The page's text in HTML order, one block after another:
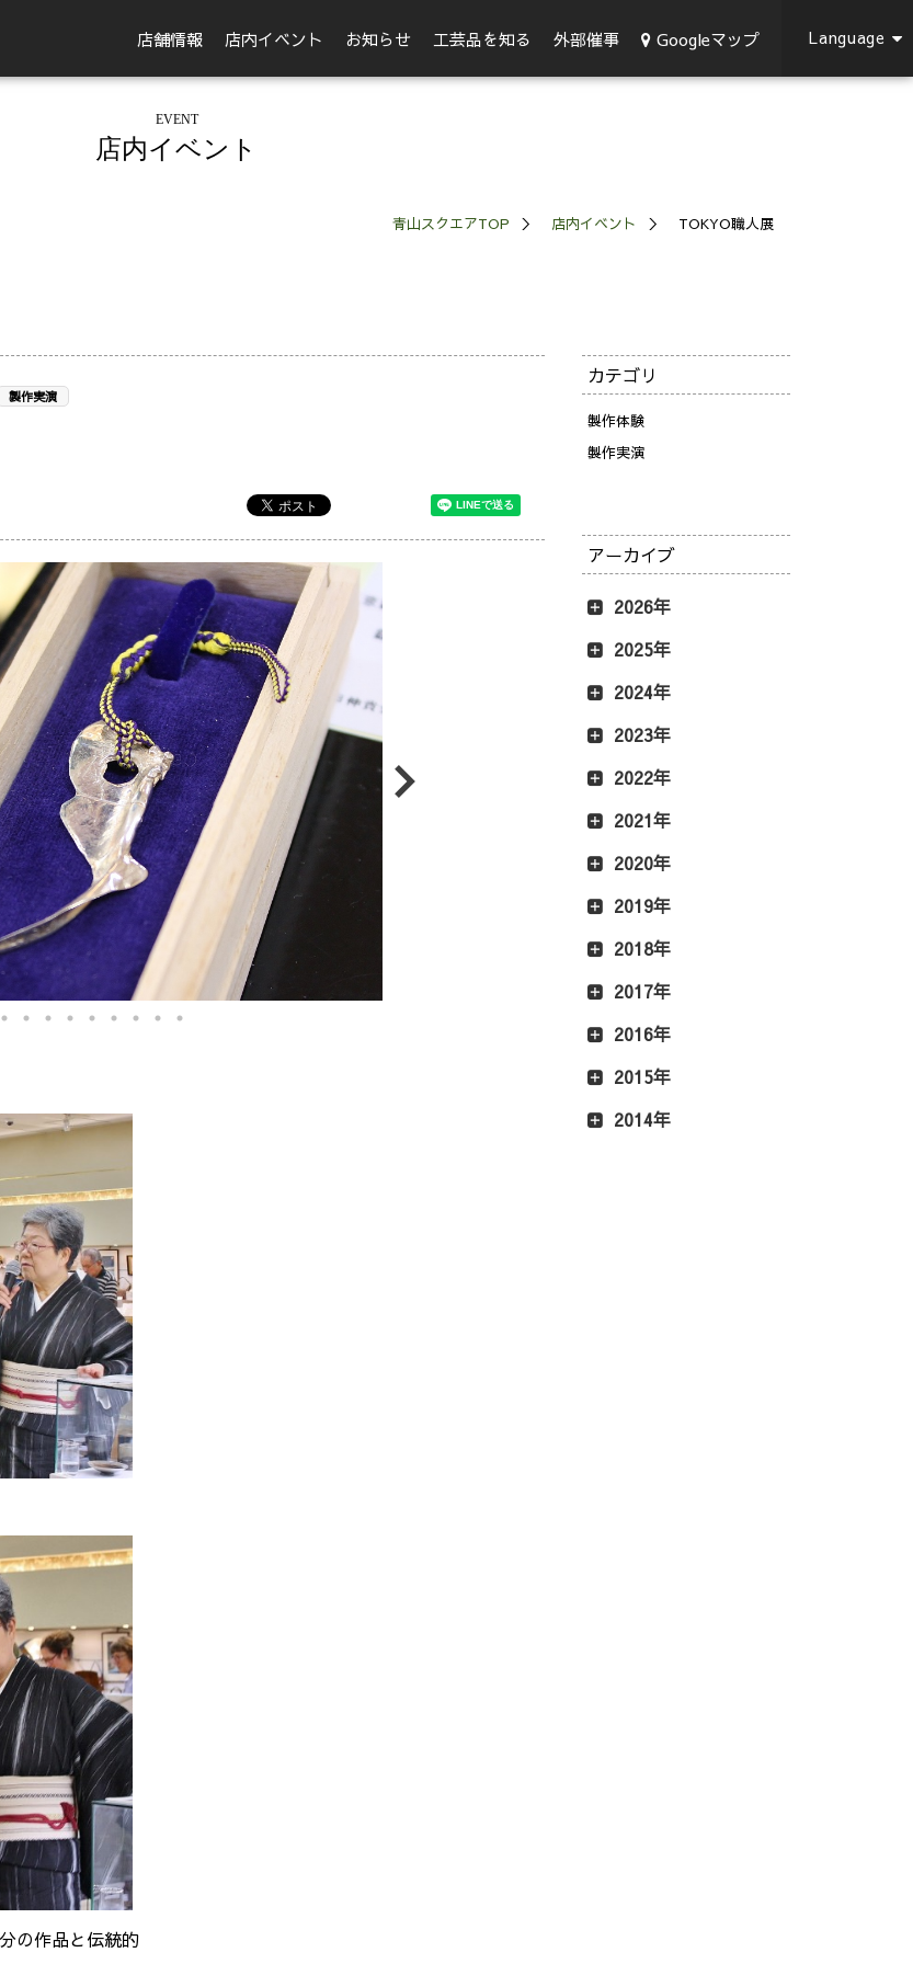
店舗情報 店内イベント お知らせ 工芸品を知る 外部催事 Googleマップ Language
EVENT
店内イベント
青山スクエアTOP 店内イベント TOKYO職人展
製作実演
の作品と伝統的
カテゴリ
製作体験
製作実演
アーカイブ
2026年
2025年
2024年
2023年
2022年
2021年
2020年
2019年
2018年
2017年
2016年
2015年
2014年